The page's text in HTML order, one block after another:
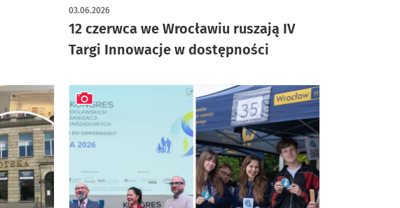
12 czerwca we Wrocławiu ruszają IV
Targi Innowacje w dostępności
03.06.2026
artykuł z galerią zdjęć